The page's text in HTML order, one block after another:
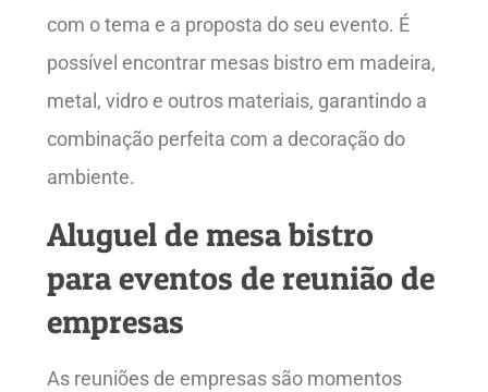
com o tema e a proposta do seu evento. É
possível encontrar mesas bistro em madeira,
metal, vidro e outros materiais, garantindo a
combinação perfeita com a decoração do
ambiente.
Aluguel de mesa bistro
para eventos de reunião de
empresas
As reuniões de empresas são momentos